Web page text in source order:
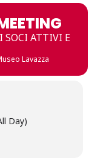
SOCI ATTIVI E
Lavazza
Day)